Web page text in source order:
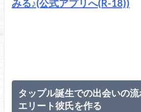
みる♪(公式アプリへ(R-18))
タップル誕生での出会いの
エリート彼氏を作る